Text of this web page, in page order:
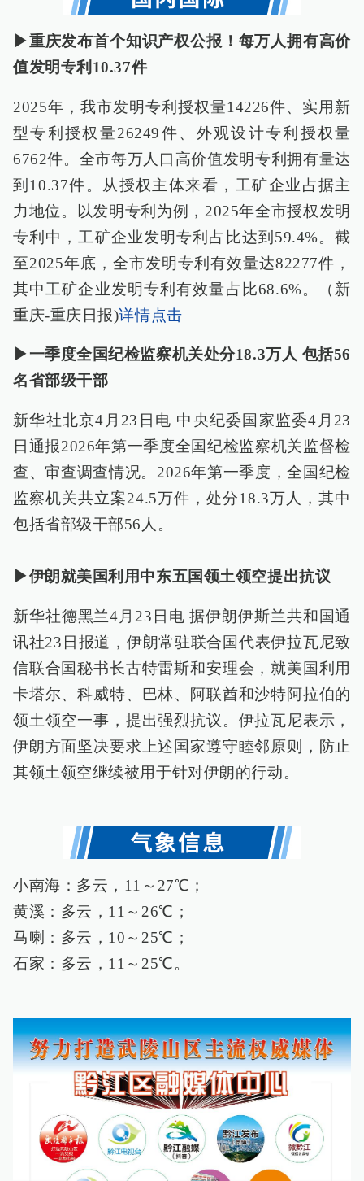
▶重庆发布首个知识产权公报！每万人拥有高价
值发明专利10.37件
2025年，我市发明专利授权量14226件、实用新
型专利授权量26249件、外观设计专利授权量
6762件。全市每万人口高价值发明专利拥有量达
到10.37件。从授权主体来看，工矿企业占据主
力地位。以发明专利为例，2025年全市授权发明
专利中，工矿企业发明专利占比达到59.4%。截
至2025年底，全市发明专利有效量达82277件，
其中工矿企业发明专利有效量占比68.6%。（新
重庆-重庆日报)详情点击
▶一季度全国纪检监察机关处分18.3万人 包括56
名省部级干部
新华社北京4月23日电 中央纪委国家监委4月23
日通报2026年第一季度全国纪检监察机关监督检
查、审查调查情况。2026年第一季度，全国纪检
监察机关共立案24.5万件，处分18.3万人，其中
包括省部级干部56人。
▶伊朗就美国利用中东五国领土领空提出抗议
新华社德黑兰4月23日电 据伊朗伊斯兰共和国通
讯社23日报道，伊朗常驻联合国代表伊拉瓦尼致
信联合国秘书长古特雷斯和安理会，就美国利用
卡塔尔、科威特、巴林、阿联酋和沙特阿拉伯的
领土领空一事，提出强烈抗议。伊拉瓦尼表示，
伊朗方面坚决要求上述国家遵守睦邻原则，防止
其领土领空继续被用于针对伊朗的行动。
小南海：多云，11～27℃；
黄溪：多云，11～26℃；
马喇：多云，10～25℃；
石家：多云，11～25℃。